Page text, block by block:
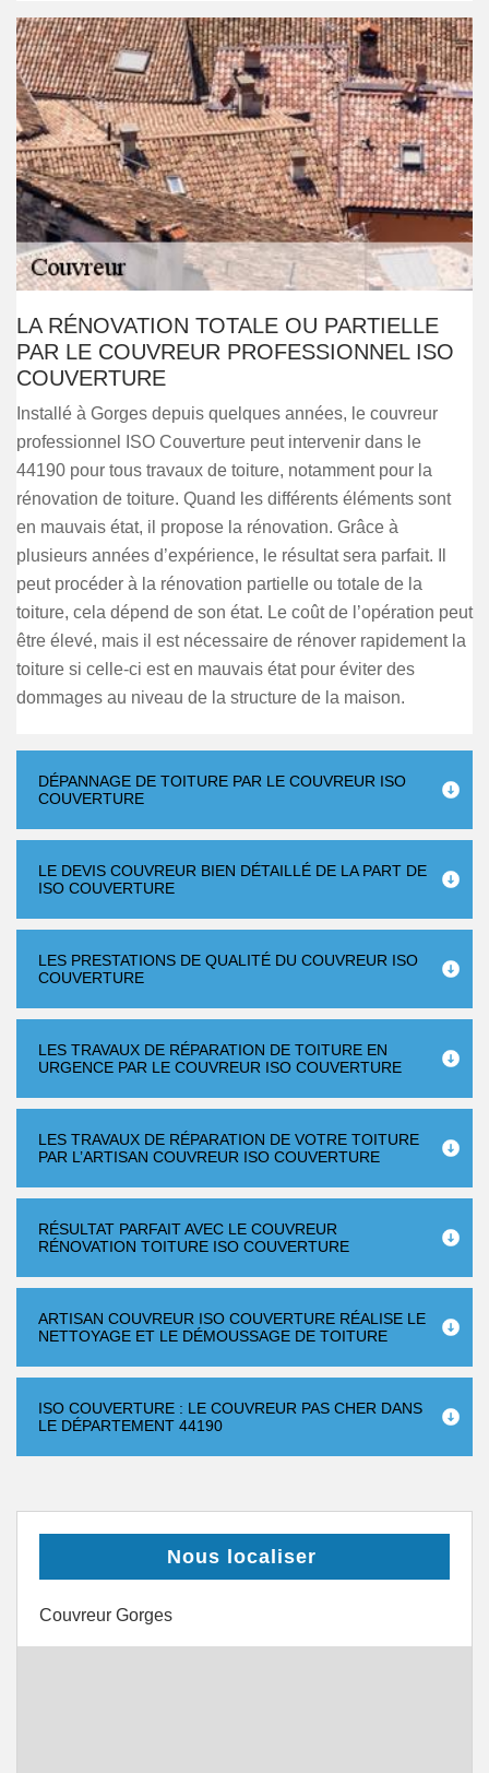
LA RÉNOVATION TOTALE OU PARTIELLE
PAR LE COUVREUR PROFESSIONNEL ISO
COUVERTURE
Installé à Gorges depuis quelques années, le couvreur
professionnel ISO Couverture peut intervenir dans le
44190 pour tous travaux de toiture, notamment pour la
rénovation de toiture. Quand les différents éléments sont
en mauvais état, il propose la rénovation. Grâce à
plusieurs années d’expérience, le résultat sera parfait. Il
peut procéder à la rénovation partielle ou totale de la
toiture, cela dépend de son état. Le coût de l’opération peut
être élevé, mais il est nécessaire de rénover rapidement la
toiture si celle-ci est en mauvais état pour éviter des
dommages au niveau de la structure de la maison.
DÉPANNAGE DE TOITURE PAR LE COUVREUR ISO
COUVERTURE
LE DEVIS COUVREUR BIEN DÉTAILLÉ DE LA PART DE
ISO COUVERTURE
LES PRESTATIONS DE QUALITÉ DU COUVREUR ISO
COUVERTURE
LES TRAVAUX DE RÉPARATION DE TOITURE EN
URGENCE PAR LE COUVREUR ISO COUVERTURE
LES TRAVAUX DE RÉPARATION DE VOTRE TOITURE
PAR L’ARTISAN COUVREUR ISO COUVERTURE
RÉSULTAT PARFAIT AVEC LE COUVREUR
RÉNOVATION TOITURE ISO COUVERTURE
ARTISAN COUVREUR ISO COUVERTURE RÉALISE LE
NETTOYAGE ET LE DÉMOUSSAGE DE TOITURE
ISO COUVERTURE : LE COUVREUR PAS CHER DANS
LE DÉPARTEMENT 44190
Nous localiser
Couvreur Gorges